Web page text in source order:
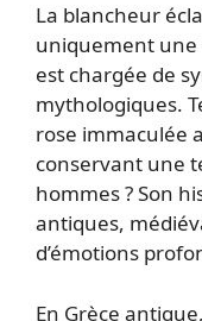
La blancheur
uniquement une
est chargée de
mythologiques.
rose immaculée
conservant une
hommes ? Son
antiques,
d’émotions
En Grèce